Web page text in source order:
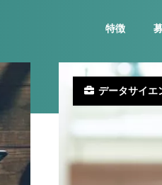
特徴
データサイエ